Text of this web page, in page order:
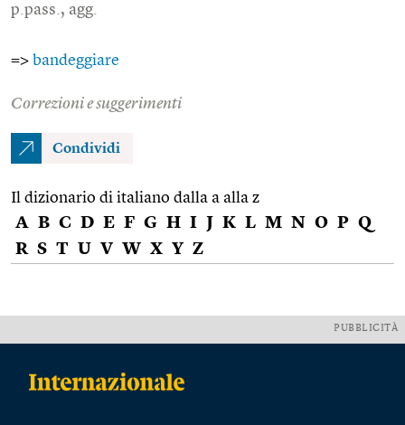
p.pass., agg.
=> bandeggiare
Correzioni e suggerimenti
Condividi
Il dizionario di italiano dalla a alla z
A B C D E F G H I J K L M N O P Q
R S T U V W X Y Z
PUBBLICITÀ